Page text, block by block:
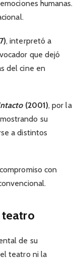
humanas.
, interpretó a
que dejó
del cine en
(2001), por la
su
a distintos
con
teatro
de su
teatro ni la